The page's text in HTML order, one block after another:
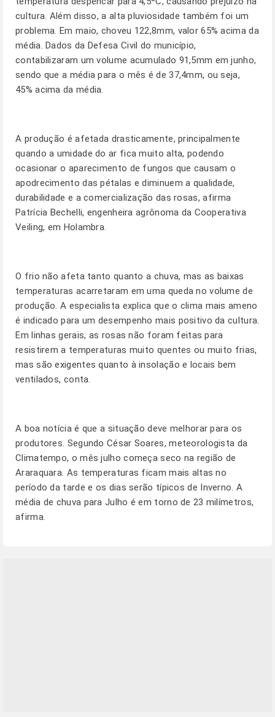
cultura. Além disso, a alta pluviosidade também foi um
problema. Em maio, choveu 122,8mm, valor 65% acima da
média. Dados da Defesa Civil do município,
contabilizaram um volume acumulado 91,5mm em junho,
sendo que a média para o mês é de 37,4mm, ou seja,
45% acima da média.
A produção é afetada drasticamente, principalmente
quando a umidade do ar fica muito alta, podendo
ocasionar o aparecimento de fungos que causam o
apodrecimento das pétalas e diminuem a qualidade,
durabilidade e a comercialização das rosas, afirma
Patrícia Bechelli, engenheira agrônoma da Cooperativa
Veiling, em Holambra.
O frio não afeta tanto quanto a chuva, mas as baixas
temperaturas acarretaram em uma queda no volume de
produção. A especialista explica que o clima mais ameno
é indicado para um desempenho mais positivo da cultura.
Em linhas gerais, as rosas não foram feitas para
resistirem a temperaturas muito quentes ou muito frias,
mas são exigentes quanto à insolação e locais bem
ventilados, conta.
A boa notícia é que a situação deve melhorar para os
produtores. Segundo César Soares, meteorologista da
Climatempo, o mês julho começa seco na região de
Araraquara. As temperaturas ficam mais altas no
período da tarde e os dias serão típicos de Inverno. A
média de chuva para Julho é em torno de 23 milímetros,
afirma.